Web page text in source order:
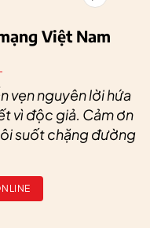
Việt Nam
vẹn nguyên lời hứa
vì độc giả. Cảm ơn
suốt chặng đường